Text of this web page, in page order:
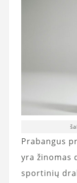
Prabangus
yra žinomas
sportinių